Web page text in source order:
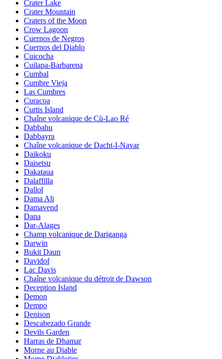
Crater Lake
Crater Mountain
Craters of the Moon
Crow Lagoon
Cuernos de Negros
Cuernos del Diablo
Cuicocha
Cuilapa-Barbarena
Cumbal
Cumbre Vieja
Las Cumbres
Curacoa
Curtis Island
Chaîne volcanique de Cù-Lao Ré
Dabbahu
Dabbayra
Chaîne volcanique de Dacht-I-Navar
Daikoku
Daisetsu
Dakataua
Dalaffilla
Dallol
Dama Ali
Damavend
Dana
Dar-Alages
Champ volcanique de Dariganga
Darwin
Bukit Daun
Davidof
Lac Davis
Chaîne volcanique du détroit de Dawson
Deception Island
Demon
Dempo
Denison
Descabezado Grande
Devils Garden
Harras de Dhamar
Morne au Diable